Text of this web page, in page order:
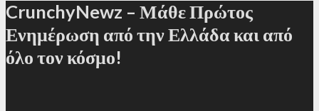
CrunchyNewz – Μάθε Πρώτος
Ενημέρωση από την Ελλάδα και από
όλο τον κόσμο!